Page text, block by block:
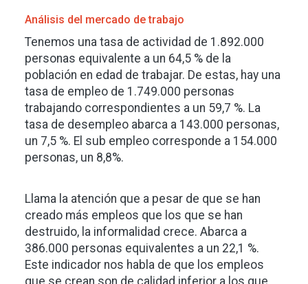
Análisis del mercado de trabajo
Tenemos una tasa de actividad de 1.892.000
personas equivalente a un 64,5 % de la
población en edad de trabajar. De estas, hay una
tasa de empleo de 1.749.000 personas
trabajando correspondientes a un 59,7 %. La
tasa de desempleo abarca a 143.000 personas,
un 7,5 %. El sub empleo corresponde a 154.000
personas, un 8,8%.
Llama la atención que a pesar de que se han
creado más empleos que los que se han
destruido, la informalidad crece. Abarca a
386.000 personas equivalentes a un 22,1 %.
Este indicador nos habla de que los empleos